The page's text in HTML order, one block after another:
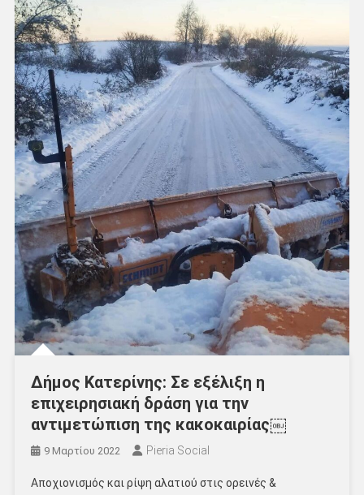
Δήμος Κατερίνης: Σε εξέλιξη η
επιχειρησιακή δράση για την
αντιμετώπιση της κακοκαιρίας￼
9 Μαρτίου 2022 Pieria Social
Αποχιονισμός και ρίψη αλατιού στις ορεινές &